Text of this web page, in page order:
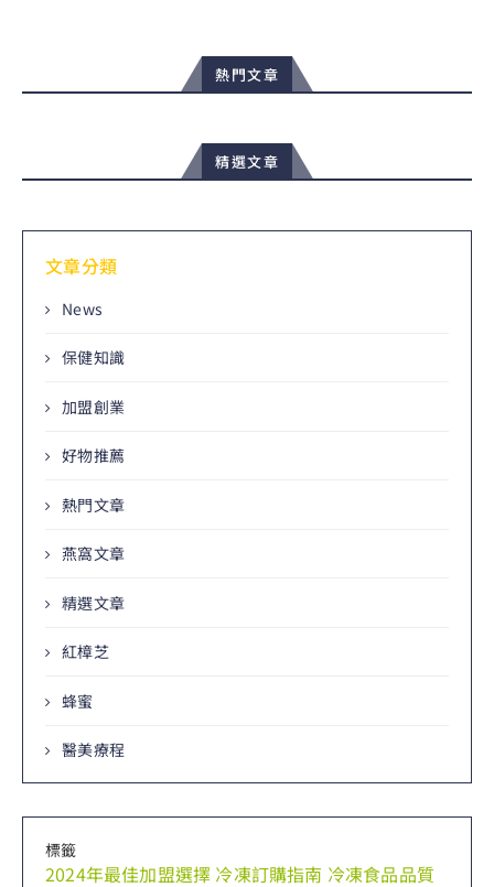
熱門文章
精選文章
文章分類
News
保健知識
加盟創業
好物推薦
熱門文章
燕窩文章
精選文章
紅樟芝
蜂蜜
醫美療程
標籤
2024年最佳加盟選擇 冷凍訂購指南 冷凍食品品質